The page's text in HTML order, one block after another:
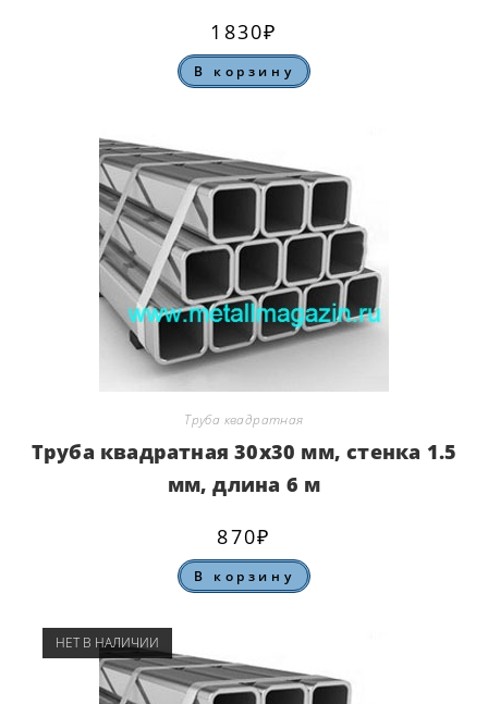
1830₽
В корзину
Труба квадратная
Труба квадратная 30х30 мм, стенка 1.5
мм, длина 6 м
870₽
В корзину
НЕТ В НАЛИЧИИ